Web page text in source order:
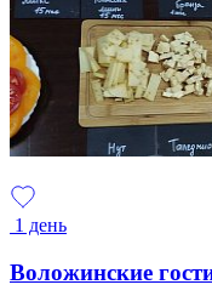
1 день
Воложинские